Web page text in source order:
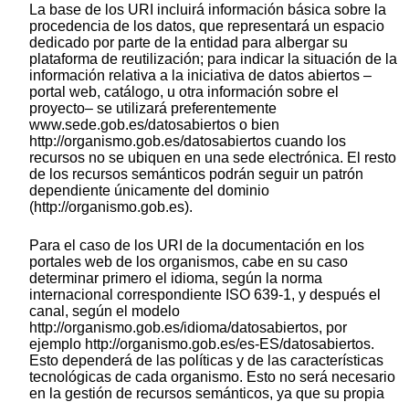
La base de los URI incluirá información básica sobre la
procedencia de los datos, que representará un espacio
dedicado por parte de la entidad para albergar su
plataforma de reutilización; para indicar la situación de la
información relativa a la iniciativa de datos abiertos –
portal web, catálogo, u otra información sobre el
proyecto– se utilizará preferentemente
www.sede.gob.es/datosabiertos o bien
http://organismo.gob.es/datosabiertos cuando los
recursos no se ubiquen en una sede electrónica. El resto
de los recursos semánticos podrán seguir un patrón
dependiente únicamente del dominio
(http://organismo.gob.es).
Para el caso de los URI de la documentación en los
portales web de los organismos, cabe en su caso
determinar primero el idioma, según la norma
internacional correspondiente ISO 639-1, y después el
canal, según el modelo
http://organismo.gob.es/idioma/datosabiertos, por
ejemplo http://organismo.gob.es/es-ES/datosabiertos.
Esto dependerá de las políticas y de las características
tecnológicas de cada organismo. Esto no será necesario
en la gestión de recursos semánticos, ya que su propia